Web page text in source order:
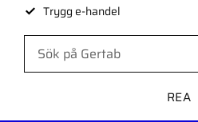
Trygg e-handel
REA